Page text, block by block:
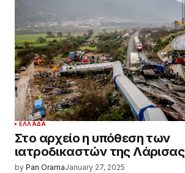
ΕΛΛΆΔΑ
Στο αρχείο η υπόθεση των
ιατροδικαστών της Λάρισας
by Pan OramaJanuary 27, 2025